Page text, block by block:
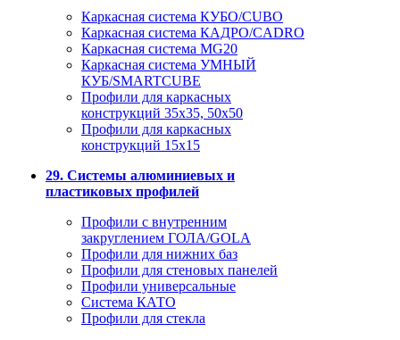
Каркасная система КУБО/CUBO
Каркасная система КАДРО/CADRO
Каркасная система MG20
Каркасная система УМНЫЙ
КУБ/SMARTCUBE
Профили для каркасных
конструкций 35x35, 50x50
Профили для каркасных
конструкций 15х15
29. Системы алюминиевых и
пластиковых профилей
Профили с внутренним
закруглением ГОЛА/GOLA
Профили для нижних баз
Профили для стеновых панелей
Профили универсальные
Система КАТО
Профили для стекла